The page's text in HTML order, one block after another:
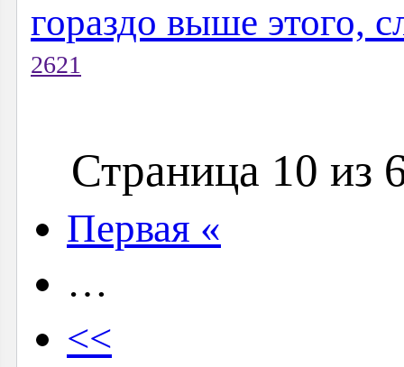
гораздо выше этого,
2621
Страница 10 из
Первая «
…
<<